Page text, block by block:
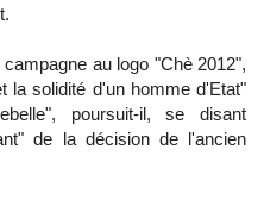
au logo "Chè 2012",
la solidité d'un homme d'Etat"
poursuit-il, se disant
de la décision de l'ancien